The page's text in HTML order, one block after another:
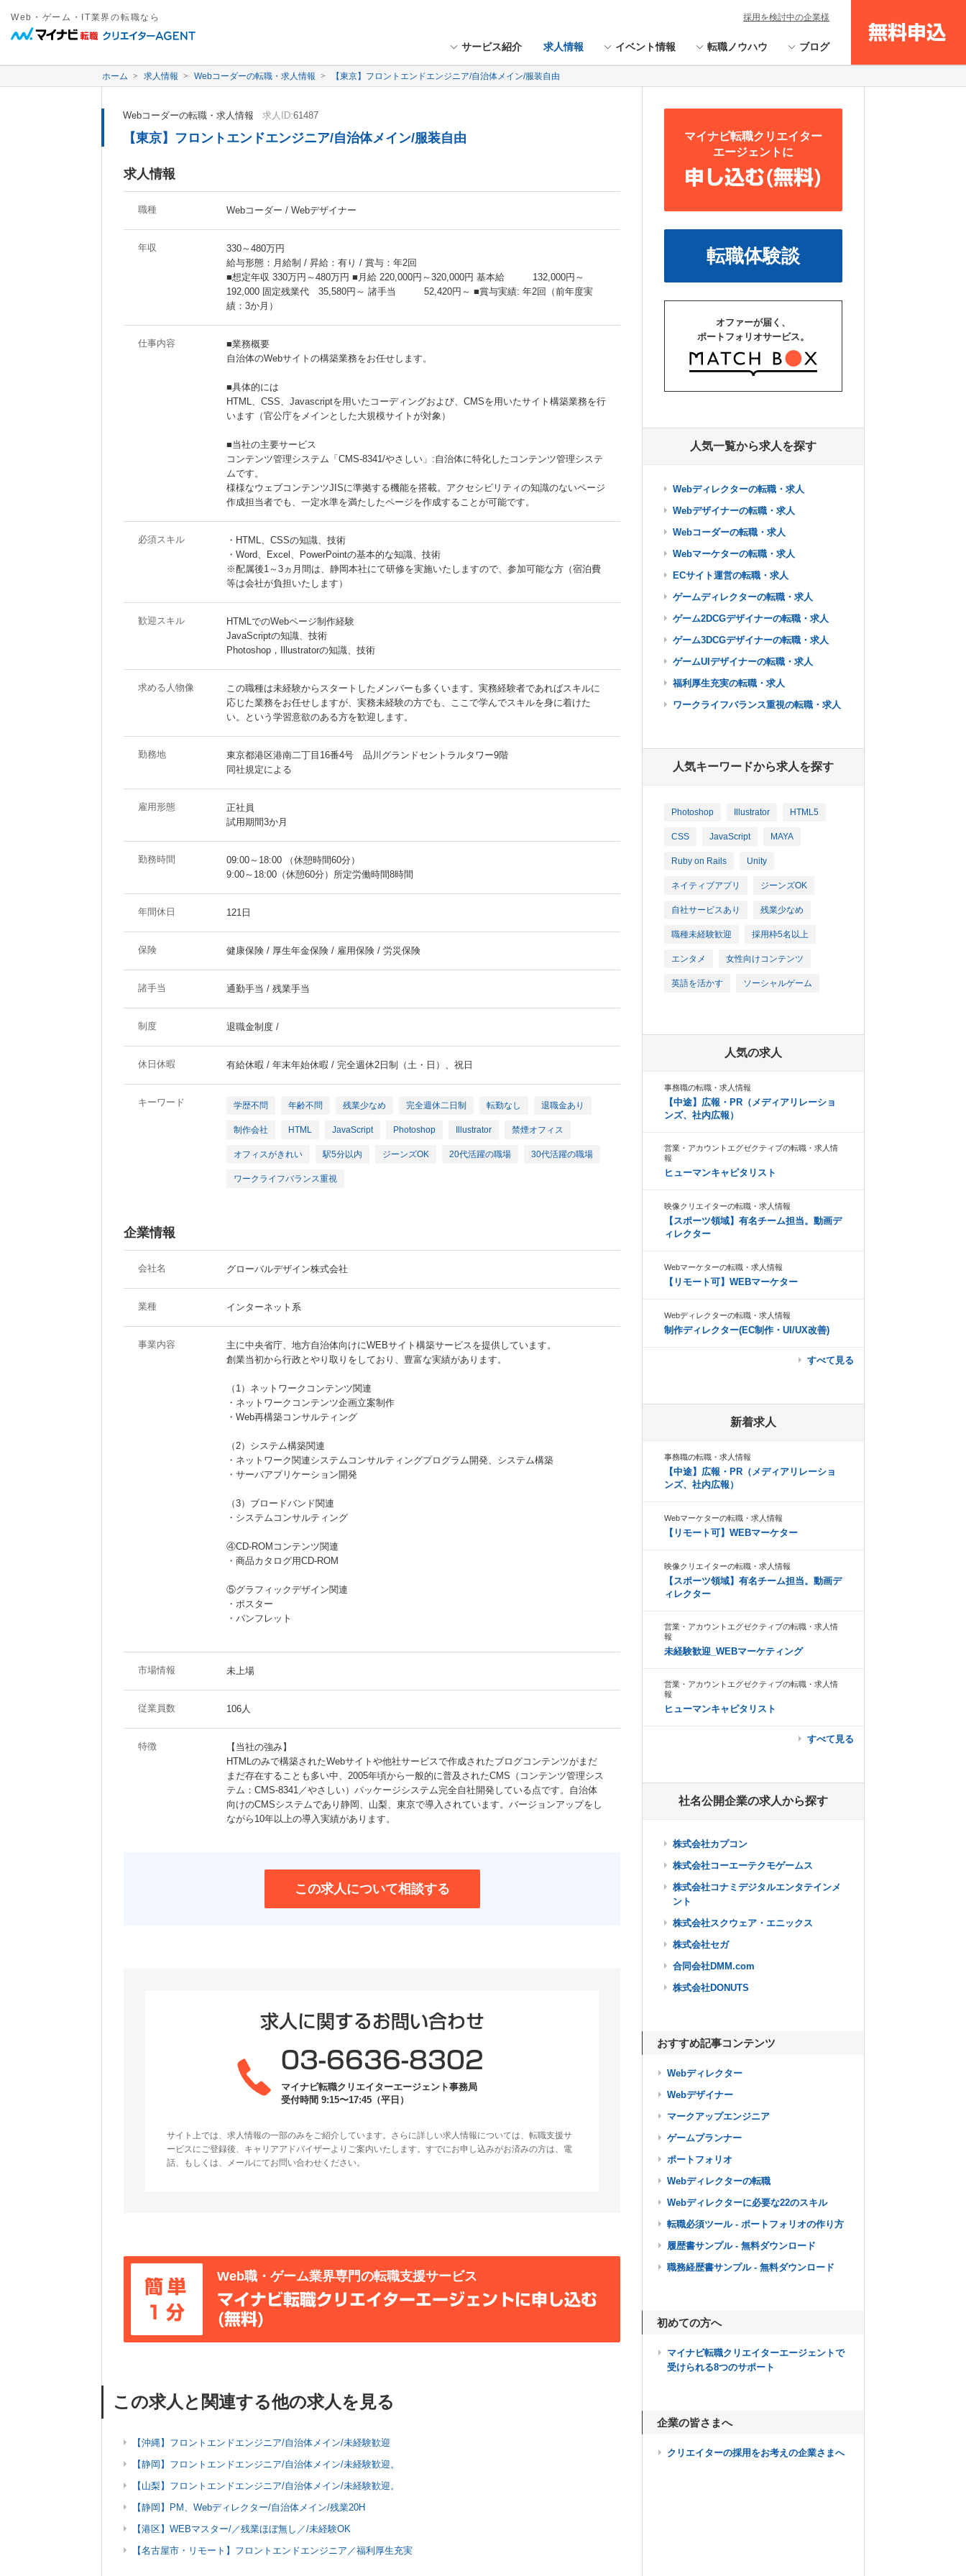
Web・ゲーム・IT業界の転職なら
サービス紹介 求人情報 イベント情報 転職ノウハウ ブログ
無料申込
採用を検討中の企業様
ホーム 求人情報 Webコーダーの転職・求人情報 【東京】フロントエンドエンジニア/自治体メイン/服装自由
Webコーダーの転職・求人情報 求人ID:61487
【東京】フロントエンドエンジニア/自治体メイン/服装自由
求人情報
職種 Webコーダー / Webデザイナー
年収
330～480万円
給与形態：月給制 / 昇給：有り / 賞与：年2回
■想定年収 330万円～480万円 ■月給 220,000円～320,000円 基本給 132,000円～
192,000 固定残業代 35,580円～ 諸手当 52,420円～ ■賞与実績: 年2回（前年度実
績：3か月）
仕事内容
■業務概要
自治体のWebサイトの構築業務をお任せします。
■具体的には
HTML、CSS、Javascriptを用いたコーディングおよび、CMSを用いたサイト構築業務を行
います（官公庁をメインとした大規模サイトが対象）
■当社の主要サービス
コンテンツ管理システム「CMS-8341/やさしい」:自治体に特化したコンテンツ管理システ
ムです。
様様なウェブコンテンツJISに準拠する機能を搭載。アクセシビリティの知識のないページ
作成担当者でも、一定水準を満たしたページを作成することが可能です。
必須スキル
・HTML、CSSの知識、技術
・Word、Excel、PowerPointの基本的な知識、技術
※配属後1～3ヵ月間は、静岡本社にて研修を実施いたしますので、参加可能な方（宿泊費
等は会社が負担いたします）
歓迎スキル
HTMLでのWebページ制作経験
JavaScriptの知識、技術
Photoshop，Illustratorの知識、技術
求める人物像
この職種は未経験からスタートしたメンバーも多くいます。実務経験者であればスキルに
応じた業務をお任せしますが、実務未経験の方でも、ここで学んでスキルを身に着けた
い。という学習意欲のある方を歓迎します。
勤務地
東京都港区港南二丁目16番4号 品川グランドセントラルタワー9階
同社規定による
雇用形態
正社員
試用期間3か月
勤務時間
09:00～18:00 （休憩時間60分）
9:00～18:00（休憩60分）所定労働時間8時間
年間休日 121日
保険 健康保険 / 厚生年金保険 / 雇用保険 / 労災保険
諸手当 通勤手当 / 残業手当
制度 退職金制度 /
休日休暇 有給休暇 / 年末年始休暇 / 完全週休2日制（土・日）、祝日
キーワード 学歴不問 年齢不問 残業少なめ 完全週休二日制 転勤なし 退職金あり
制作会社 HTML JavaScript Photoshop Illustrator 禁煙オフィス
オフィスがきれい 駅5分以内 ジーンズOK 20代活躍の職場 30代活躍の職場
ワークライフバランス重視
企業情報
会社名 グローバルデザイン株式会社
業種 インターネット系
事業内容
主に中央省庁、地方自治体向けにWEBサイト構築サービスを提供しています。
創業当初から行政とやり取りをしており、豊富な実績があります。
（1）ネットワークコンテンツ関連
・ネットワークコンテンツ企画立案制作
・Web再構築コンサルティング
（2）システム構築関連
・ネットワーク関連システムコンサルティングプログラム開発、システム構築
・サーバアプリケーション開発
（3）ブロードバンド関連
・システムコンサルティング
④CD-ROMコンテンツ関連
・商品カタログ用CD-ROM
⑤グラフィックデザイン関連
・ポスター
・パンフレット
市場情報 未上場
従業員数 106人
特徴
【当社の強み】
HTMLのみで構築されたWebサイトや他社サービスで作成されたブログコンテンツがまだ
まだ存在することも多い中、2005年頃から一般的に普及されたCMS（コンテンツ管理シス
テム：CMS-8341／やさしい）パッケージシステム完全自社開発している点です。自治体
向けのCMSシステムであり静岡、山梨、東京で導入されています。バージョンアップをし
ながら10年以上の導入実績があります。
この求人について相談する
求人に関するお問い合わせ
03-6636-8302
マイナビ転職クリエイターエージェント事務局
受付時間 9:15〜17:45（平日）
サイト上では、求人情報の一部のみをご紹介しています。さらに詳しい求人情報については、転職支援サ
ービスにご登録後、キャリアアドバイザーよりご案内いたします。すでにお申し込みがお済みの方は、電
話、もしくは、メールにてお問い合わせください。
簡単
1分
Web職・ゲーム業界専門の転職支援サービス
マイナビ転職クリエイターエージェントに申し込む
(無料)
この求人と関連する他の求人を見る
【沖縄】フロントエンドエンジニア/自治体メイン/未経験歓迎
【静岡】フロントエンドエンジニア/自治体メイン/未経験歓迎。
【山梨】フロントエンドエンジニア/自治体メイン/未経験歓迎。
【静岡】PM、Webディレクター/自治体メイン/残業20H
【港区】WEBマスター/／残業ほぼ無し／/未経験OK
【名古屋市・リモート】フロントエンドエンジニア／福利厚生充実
マイナビ転職クリエイター
エージェントに
申し込む(無料)
転職体験談
オファーが届く、
ポートフォリオサービス。
人気一覧から求人を探す
Webディレクターの転職・求人
Webデザイナーの転職・求人
Webコーダーの転職・求人
Webマーケターの転職・求人
ECサイト運営の転職・求人
ゲームディレクターの転職・求人
ゲーム2DCGデザイナーの転職・求人
ゲーム3DCGデザイナーの転職・求人
ゲームUIデザイナーの転職・求人
福利厚生充実の転職・求人
ワークライフバランス重視の転職・求人
人気キーワードから求人を探す
Photoshop Illustrator HTML5
CSS JavaScript MAYA
Ruby on Rails Unity
ネイティブアプリ ジーンズOK
自社サービスあり 残業少なめ
職種未経験歓迎 採用枠5名以上
エンタメ 女性向けコンテンツ
英語を活かす ソーシャルゲーム
人気の求人
事務職の転職・求人情報
【中途】広報・PR（メディアリレーショ
ンズ、社内広報）
営業・アカウントエグゼクティブの転職・求人情
報
ヒューマンキャピタリスト
映像クリエイターの転職・求人情報
【スポーツ領域】有名チーム担当。動画デ
ィレクター
Webマーケターの転職・求人情報
【リモート可】WEBマーケター
Webディレクターの転職・求人情報
制作ディレクター(EC制作・UI/UX改善)
すべて見る
新着求人
事務職の転職・求人情報
【中途】広報・PR（メディアリレーショ
ンズ、社内広報）
Webマーケターの転職・求人情報
【リモート可】WEBマーケター
映像クリエイターの転職・求人情報
【スポーツ領域】有名チーム担当。動画デ
ィレクター
営業・アカウントエグゼクティブの転職・求人情
報
未経験歓迎_WEBマーケティング
営業・アカウントエグゼクティブの転職・求人情
報
ヒューマンキャピタリスト
すべて見る
社名公開企業の求人から探す
株式会社カプコン
株式会社コーエーテクモゲームス
株式会社コナミデジタルエンタテインメ
ント
株式会社スクウェア・エニックス
株式会社セガ
合同会社DMM.com
株式会社DONUTS
おすすめ記事コンテンツ
Webディレクター
Webデザイナー
マークアップエンジニア
ゲームプランナー
ポートフォリオ
Webディレクターの転職
Webディレクターに必要な22のスキル
転職必須ツール - ポートフォリオの作り方
履歴書サンプル - 無料ダウンロード
職務経歴書サンプル - 無料ダウンロード
初めての方へ
マイナビ転職クリエイターエージェントで
受けられる8つのサポート
企業の皆さまへ
クリエイターの採用をお考えの企業さまへ